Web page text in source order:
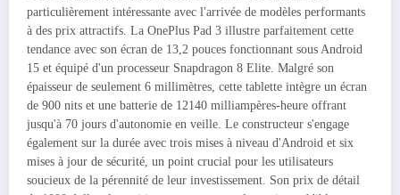
particulièrement intéressante avec l'arrivée de modèles performants
à des prix attractifs. La OnePlus Pad 3 illustre parfaitement cette
tendance avec son écran de 13,2 pouces fonctionnant sous Android
15 et équipé d'un processeur Snapdragon 8 Elite. Malgré son
épaisseur de seulement 6 millimètres, cette tablette intègre un écran
de 900 nits et une batterie de 12140 milliampères-heure offrant
jusqu'à 70 jours d'autonomie en veille. Le constructeur s'engage
également sur la durée avec trois mises à niveau d'Android et six
mises à jour de sécurité, un point crucial pour les utilisateurs
soucieux de la pérennité de leur investissement. Son prix de détail